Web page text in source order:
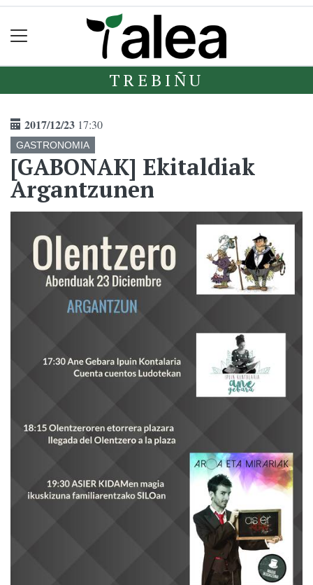
TREBIÑU
2017/12/23 17:30
GASTRONOMIA
[GABONAK] Ekitaldiak
Argantzunen